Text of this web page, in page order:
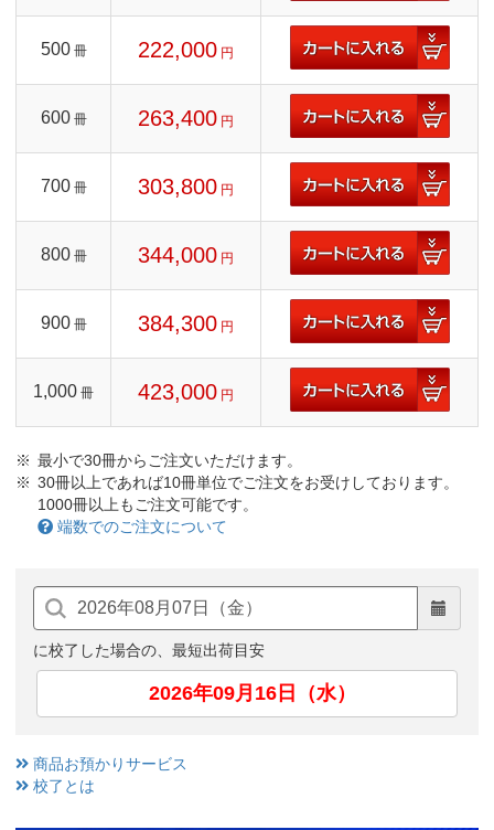
500 冊 222,000 円
600 冊 263,400 円
700 冊 303,800 円
800 冊 344,000 円
900 冊 384,300 円
1,000 冊 423,000 円
最小で30冊からご注文いただけます。
30冊以上であれば10冊単位でご注文をお受けしております。
1000冊以上もご注文可能です。
端数でのご注文について
に校了した場合の、最短出荷目安
2026年09月16日（水）
商品お預かりサービス
校了とは